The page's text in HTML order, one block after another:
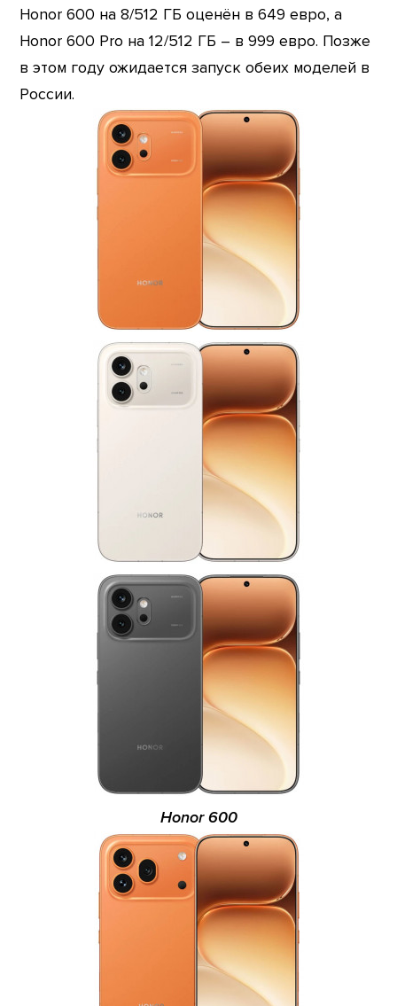
Honor 600 на 8/512 ГБ оценён в 649 евро, а
Honor 600 Pro на 12/512 ГБ – в 999 евро. Позже
в этом году ожидается запуск обеих моделей в
России.
Honor 600